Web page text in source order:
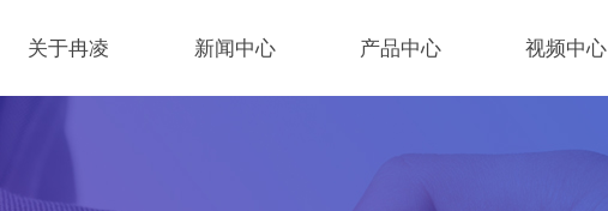
关于冉凌 新闻中心 产品中心 视频中心